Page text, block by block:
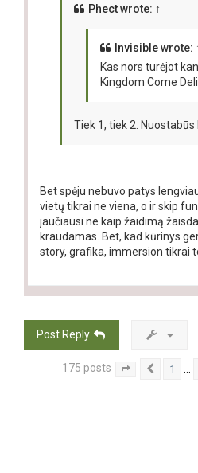
Phectwrote: ↑
Invisiblewrote:
Kas nors turėjot
Kingdom Come
Tiek 1, tiek 2. Nuostabūs
Bet spėju nebuvo patys
vietų tikrai ne viena, o ir skip
jaučiausi ne kaip žaidimą
kraudamas. Bet, kad kūrinys
story, grafika, immersion tikrai
Post Reply
175 posts Page of 9
1